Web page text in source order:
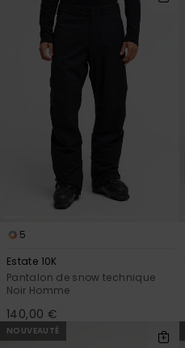
5
Estate 10K
Pantalon de snow technique
Noir Homme
140,00 €
NOUVEAUTÉ